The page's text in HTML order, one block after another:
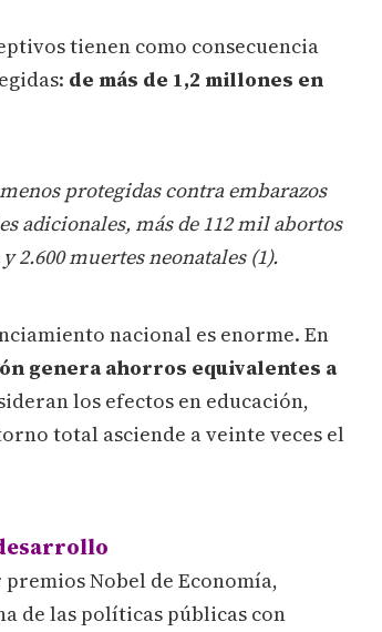
tienen como consecuencia
de más de 1,2 millones en
protegidas contra embarazos
adicionales, más de 112 mil abortos
2.600 muertes neonatales (1).
nacional es enorme. En
genera ahorros equivalentes a
los efectos en educación,
total asciende a veinte veces el
Nobel de Economía,
de las políticas públicas con